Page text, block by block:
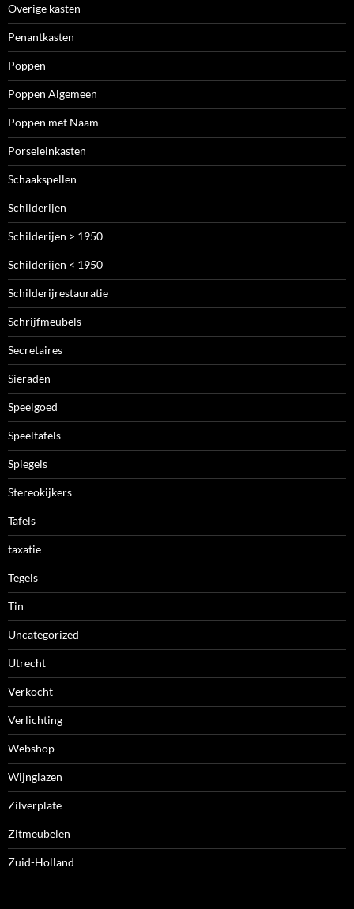
Overige kasten
Penantkasten
Poppen
Poppen Algemeen
Poppen met Naam
Porseleinkasten
Schaakspellen
Schilderijen
Schilderijen > 1950
Schilderijen < 1950
Schilderijrestauratie
Schrijfmeubels
Secretaires
Sieraden
Speelgoed
Speeltafels
Spiegels
Stereokijkers
Tafels
taxatie
Tegels
Tin
Uncategorized
Utrecht
Verkocht
Verlichting
Webshop
Wijnglazen
Zilverplate
Zitmeubelen
Zuid-Holland